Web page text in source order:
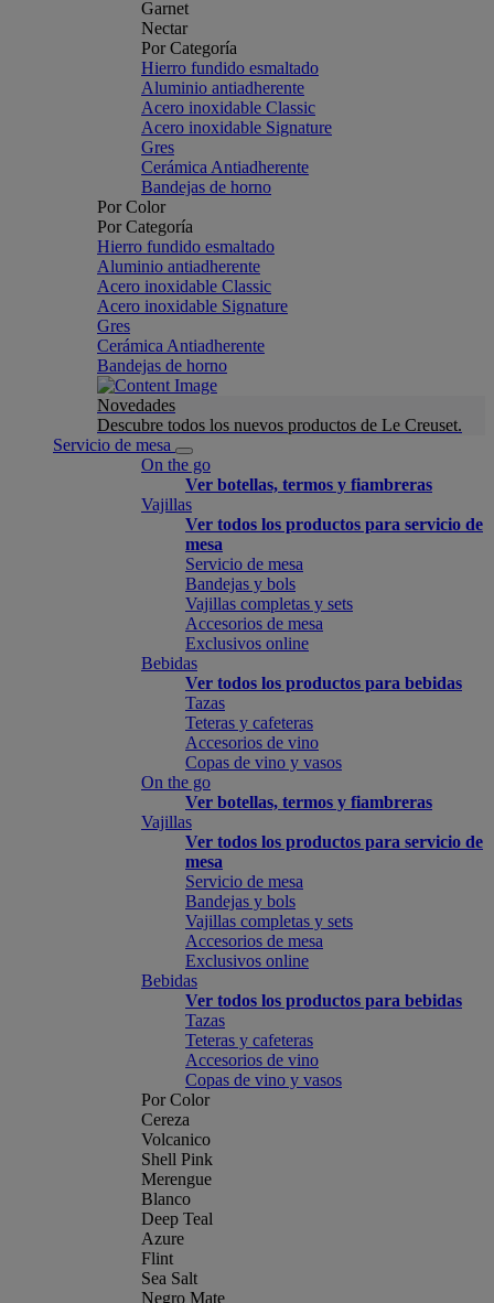
Garnet
Nectar
Por Categoría
Hierro fundido esmaltado
Aluminio antiadherente
Acero inoxidable Classic
Acero inoxidable Signature
Gres
Cerámica Antiadherente
Bandejas de horno
Por Color
Por Categoría
Hierro fundido esmaltado
Aluminio antiadherente
Acero inoxidable Classic
Acero inoxidable Signature
Gres
Cerámica Antiadherente
Bandejas de horno
Novedades
Descubre todos los nuevos productos de Le Creuset.
Servicio de mesa
On the go
Ver botellas, termos y fiambreras
Vajillas
Ver todos los productos para servicio de
mesa
Servicio de mesa
Bandejas y bols
Vajillas completas y sets
Accesorios de mesa
Exclusivos online
Bebidas
Ver todos los productos para bebidas
Tazas
Teteras y cafeteras
Accesorios de vino
Copas de vino y vasos
On the go
Ver botellas, termos y fiambreras
Vajillas
Ver todos los productos para servicio de
mesa
Servicio de mesa
Bandejas y bols
Vajillas completas y sets
Accesorios de mesa
Exclusivos online
Bebidas
Ver todos los productos para bebidas
Tazas
Teteras y cafeteras
Accesorios de vino
Copas de vino y vasos
Por Color
Cereza
Volcanico
Shell Pink
Merengue
Blanco
Deep Teal
Azure
Flint
Sea Salt
Negro Mate